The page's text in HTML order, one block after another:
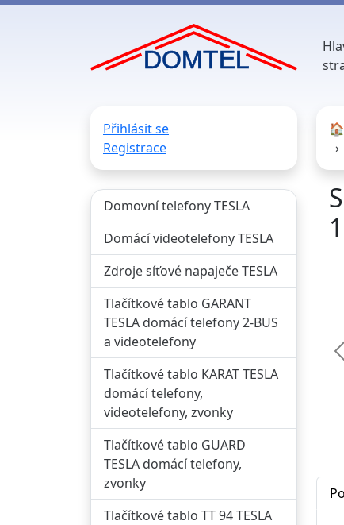
Přihlásit se
Registrace
Domovní telefony TESLA
Domácí videotelefony TESLA
Zdroje síťové napaječe TESLA
Tlačítkové tablo GARANT
TESLA domácí telefony 2-BUS
a videotelefony
Tlačítkové tablo KARAT TESLA
domácí telefony,
videotelefony, zvonky
Tlačítkové tablo GUARD
TESLA domácí telefony,
zvonky
Tlačítkové tablo TT 94 TESLA
🏠︎